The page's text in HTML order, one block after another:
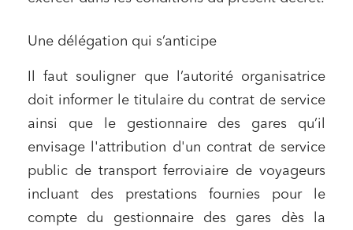
Une délégation qui s’anticipe
Il faut souligner que l’autorité organisatrice
doit informer le titulaire du contrat de service
ainsi que le gestionnaire des gares qu’il
envisage l'attribution d'un contrat de service
public de transport ferroviaire de voyageurs
incluant des prestations fournies pour le
compte du gestionnaire des gares dès la